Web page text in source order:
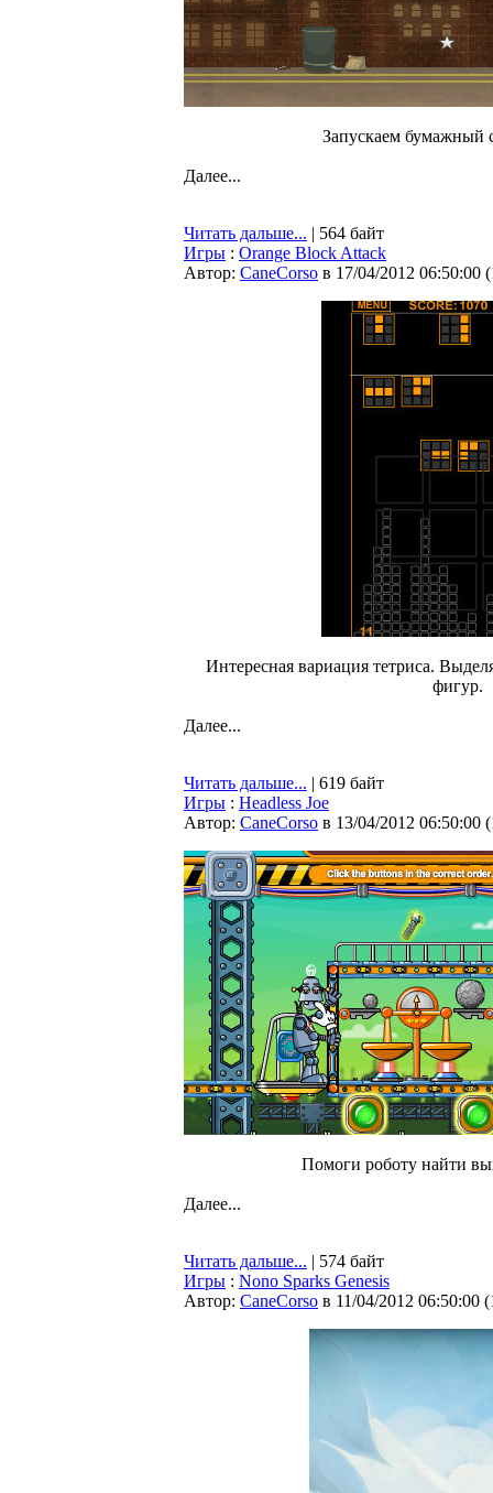
Запускаем бумажный
Далее...
Читать дальше... | 564 байт
Игры : Orange Block Attack
Автор: CaneCorso в 17/04/2012 06:50:00 (
Интересная вариация тетриса.
фигур.
Далее...
Читать дальше... | 619 байт
Игры : Headless Joe
Автор: CaneCorso в 13/04/2012 06:50:00 (
Помоги роботу найти
Далее...
Читать дальше... | 574 байт
Игры : Nono Sparks Genesis
Автор: CaneCorso в 11/04/2012 06:50:00 (